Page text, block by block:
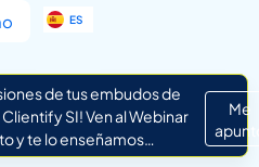
ES
IT
de tus embudos de
SI! Ven al Webinar
y te lo enseñamos…
Me